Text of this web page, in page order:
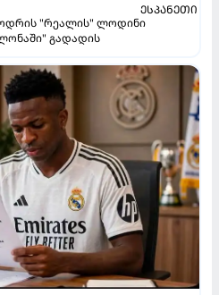
ᲔᲡᲞᲐᲜᲔᲗᲘ
"რეალის" ლოდინი
გადადის